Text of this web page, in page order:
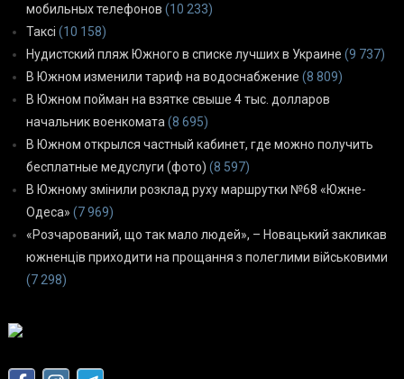
мобильных телефонов (10 233)
Таксі (10 158)
Нудистский пляж Южного в списке лучших в Украине (9 737)
В Южном изменили тариф на водоснабжение (8 809)
В Южном пойман на взятке свыше 4 тыс. долларов
начальник военкомата (8 695)
В Южном открылся частный кабинет, где можно получить
бесплатные медуслуги (фото) (8 597)
В Южному змінили розклад руху маршрутки №68 «Южне-
Одеса» (7 969)
«Розчарований, що так мало людей», – Новацький закликав
южненців приходити на прощання з полеглими військовими
(7 298)